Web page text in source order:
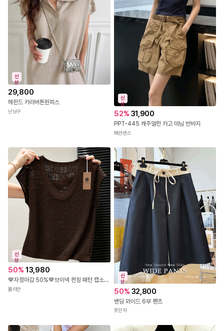
신
상
29,800
헤핀드 카라버튼원피스
난닝구
신
상
52% 31,900
PPT-445 캐주얼한 카고 데님 반바지
패션센스
신
상
50% 13,980
🤎자정마감 50%🤎브이넥 펀칭 패턴 캡소매 니트탑
뮬리안
신
상
50% 32,800
밴딩 와이드 6부 팬츠
옷단지